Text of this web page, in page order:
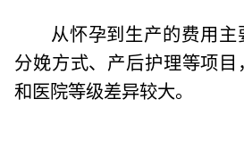
从怀孕到生产的费用主
分娩方式、产后护理等项
和医院等级差异较大。